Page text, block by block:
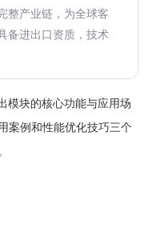
整产业链，为全球客
备进出口资质，技术
模块的核心功能与应用场
案例和性能优化技巧三个